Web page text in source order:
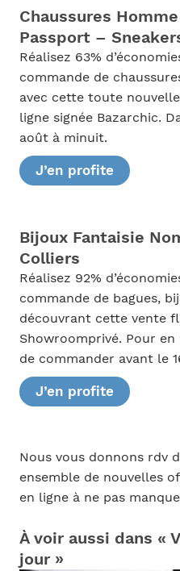
Chaussures
Passport –
Réalisez 63%
commande de
avec cette toute
ligne signée Bazarchic.
août à minuit.
J’en profite
Bijoux Fantaisie
Colliers
Réalisez 92%
commande de bagues,
découvrant cette vente
Showroomprivé. Pour
de commander avant le
J’en profite
Nous vous donnons rdv
ensemble de nouvelles
en ligne à ne pas
À voir aussi dans «
jour »